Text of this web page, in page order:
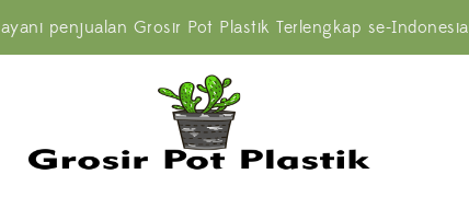
penjualan Grosir Pot Plastik Terlengkap se-Indonesia